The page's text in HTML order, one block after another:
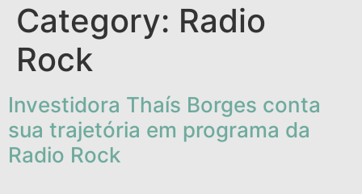
Category: Radio
Rock
Investidora Thaís Borges conta
sua trajetória em programa da
Radio Rock